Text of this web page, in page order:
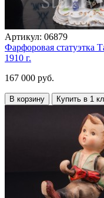
Артикул: 06879
Фарфоровая статуэтка
1910 г.
167 000 руб.
В корзину Купить в 1